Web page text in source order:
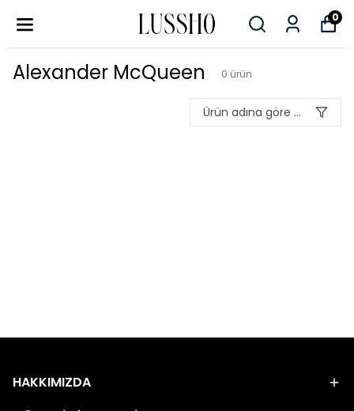
0
Alexander McQueen 0 ürün
Ürün adına göre A-Z
HAKKIMIZDA